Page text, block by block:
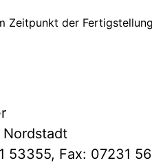
Zeitpunkt der
Fax: 07231